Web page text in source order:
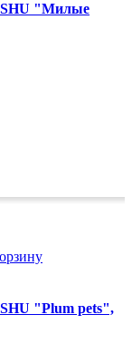
"Милые
"Plum pets",